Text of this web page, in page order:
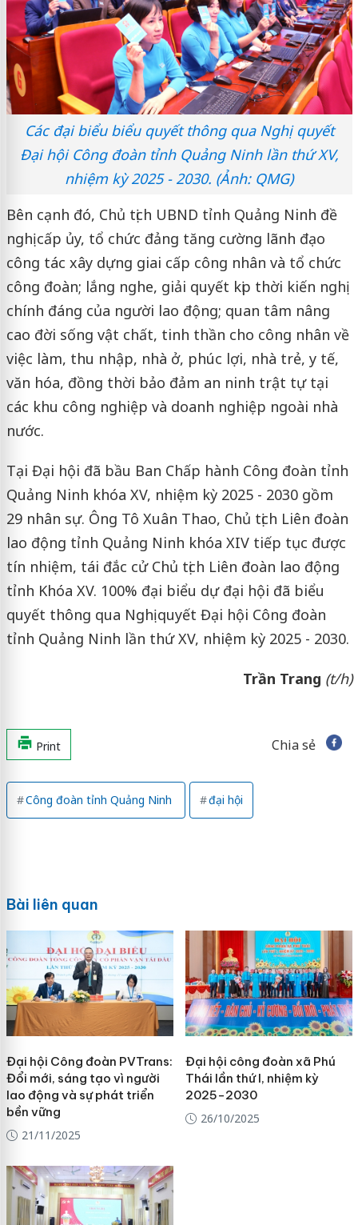
Các đại biểu biểu quyết thông qua Nghị quyết
Đại hội Công đoàn tỉnh Quảng Ninh lần thứ XV,
nhiệm kỳ 2025 - 2030. (Ảnh: QMG)
Bên cạnh đó, Chủ tịch UBND tỉnh Quảng Ninh đề
nghị cấp ủy, tổ chức đảng tăng cường lãnh đạo
công tác xây dựng giai cấp công nhân và tổ chức
công đoàn; lắng nghe, giải quyết kịp thời kiến nghị
chính đáng của người lao động; quan tâm nâng
cao đời sống vật chất, tinh thần cho công nhân về
việc làm, thu nhập, nhà ở, phúc lợi, nhà trẻ, y tế,
văn hóa, đồng thời bảo đảm an ninh trật tự tại
các khu công nghiệp và doanh nghiệp ngoài nhà
nước.
Tại Đại hội đã bầu Ban Chấp hành Công đoàn tỉnh
Quảng Ninh khóa XV, nhiệm kỳ 2025 - 2030 gồm
29 nhân sự. Ông Tô Xuân Thao, Chủ tịch Liên đoàn
lao động tỉnh Quảng Ninh khóa XIV tiếp tục được
tín nhiệm, tái đắc cử Chủ tịch Liên đoàn lao động
tỉnh Khóa XV. 100% đại biểu dự đại hội đã biểu
quyết thông qua Nghị quyết Đại hội Công đoàn
tỉnh Quảng Ninh lần thứ XV, nhiệm kỳ 2025 - 2030.
Trần Trang (t/h)
Print Chia sẻ
Công đoàn tỉnh Quảng Ninh đại hội
Bài liên quan
Đại hội Công đoàn PVTrans:
Đổi mới, sáng tạo vì người
lao động và sự phát triển
bền vững
21/11/2025
Đại hội công đoàn xã Phú
Thái lần thứ I, nhiệm kỳ
2025-2030
26/10/2025